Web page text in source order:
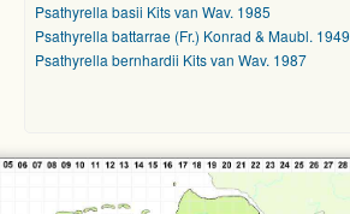
Psathyrella basii Kits van Wav. 1985
Psathyrella battarrae (Fr.) Konrad & Maubl. 1949
Psathyrella bernhardii Kits van Wav. 1987